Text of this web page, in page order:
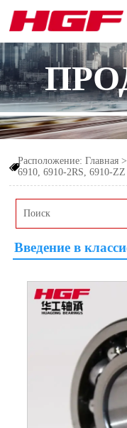

Расположение:Главная
6910, 6910-2RS, 6910-ZZ
Введение в